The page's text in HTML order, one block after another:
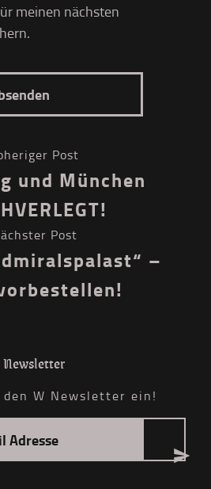
meinen nächsten
Post
und München
Post
–
Newsletter
W Newsletter ein!